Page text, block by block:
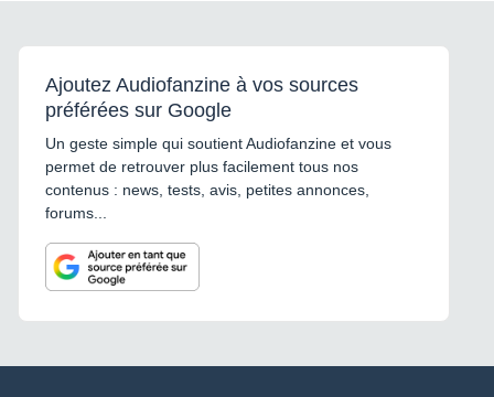
Ajoutez Audiofanzine à vos sources
préférées sur Google
Un geste simple qui soutient Audiofanzine et vous
permet de retrouver plus facilement tous nos
contenus : news, tests, avis, petites annonces,
forums...